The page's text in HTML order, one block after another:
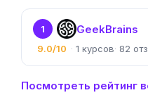
1 GeekBrains
9.0/10 1 82
Посмотреть рейтинг